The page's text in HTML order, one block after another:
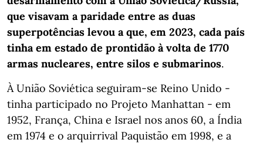
que visavam a paridade entre as duas
superpotências levou a que, em 2023, cada país
tinha em estado de prontidão à volta de 1770
armas nucleares, entre silos e submarinos.
À União Soviética seguiram-se Reino Unido -
tinha participado no Projeto Manhattan - em
1952, França, China e Israel nos anos 60, a Índia
em 1974 e o arquirrival Paquistão em 1998, e a